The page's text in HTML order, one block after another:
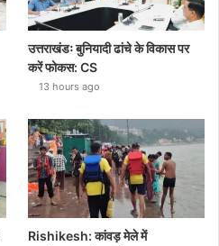
उत्तराखंडः बुनियादी ढांचे के विकास पर
करें फोकस: CS
13 hours ago
Rishikesh: कांवड़ मेले में